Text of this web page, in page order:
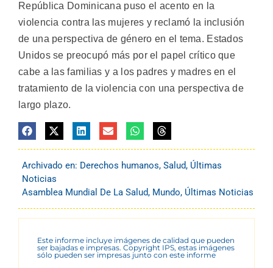
República Dominicana puso el acento en la
violencia contra las mujeres y reclamó la inclusión
de una perspectiva de género en el tema. Estados
Unidos se preocupó más por el papel crítico que
cabe a las familias y a los padres y madres en el
tratamiento de la violencia con una perspectiva de
largo plazo.
Archivado en: Derechos humanos, Salud, Últimas
Noticias
Asamblea Mundial De La Salud, Mundo, Últimas Noticias
Este informe incluye imágenes de calidad que pueden
ser bajadas e impresas. Copyright IPS, estas imágenes
sólo pueden ser impresas junto con este informe